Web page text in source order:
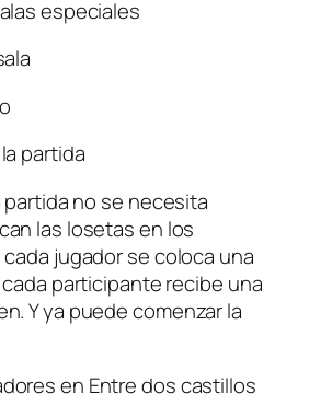
especiales
partida
partida no se necesita
las losetas en los
jugador se coloca una
participante recibe una
Y ya puede comenzar la
en Entre dos castillos